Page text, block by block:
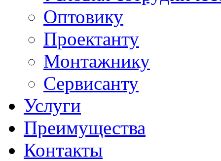
Оптовику
Проектанту
Монтажнику
Сервисанту
Услуги
Преимущества
Контакты